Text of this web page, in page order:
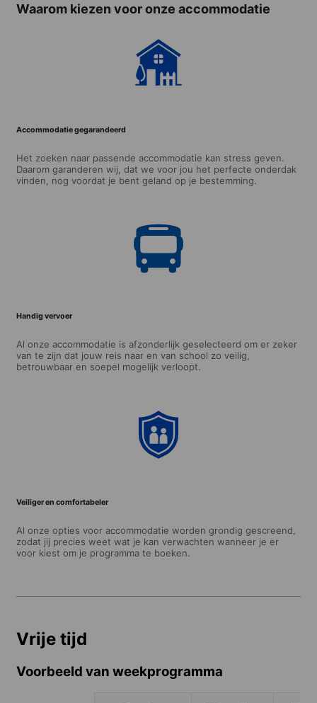
Waarom kiezen voor onze accommodatie
Accommodatie gegarandeerd
Het zoeken naar passende accommodatie kan stress geven.
Daarom garanderen wij, dat we voor jou het perfecte onderdak
vinden, nog voordat je bent geland op je bestemming.
Handig vervoer
Al onze accommodatie is afzonderlijk geselecteerd om er zeker
van te zijn dat jouw reis naar en van school zo veilig,
betrouwbaar en soepel mogelijk verloopt.
Veiliger en comfortabeler
Al onze opties voor accommodatie worden grondig gescreend,
zodat jij precies weet wat je kan verwachten wanneer je er
voor kiest om je programma te boeken.
Vrije tijd
Voorbeeld van weekprogramma